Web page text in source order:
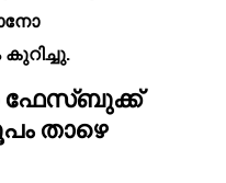
കുറിച്ചു.
ഫേസ്ബുക്ക്
താഴെ